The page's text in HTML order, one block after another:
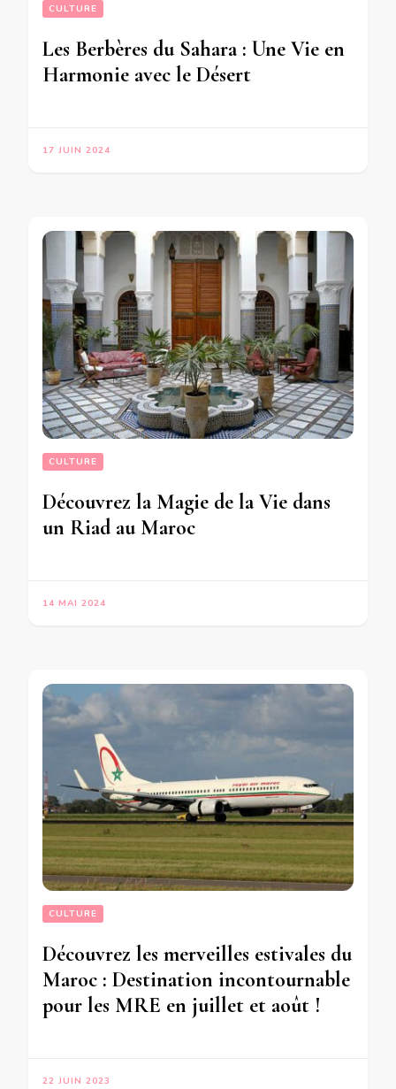
CULTURE
Les Berbères du Sahara : Une Vie en
Harmonie avec le Désert
17 JUIN 2024
CULTURE
Découvrez la Magie de la Vie dans
un Riad au Maroc
14 MAI 2024
CULTURE
Découvrez les merveilles estivales du
Maroc : Destination incontournable
pour les MRE en juillet et août !
22 JUIN 2023